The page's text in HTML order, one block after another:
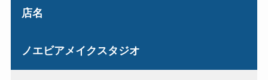
店名
ノエビアメイクスタジオ